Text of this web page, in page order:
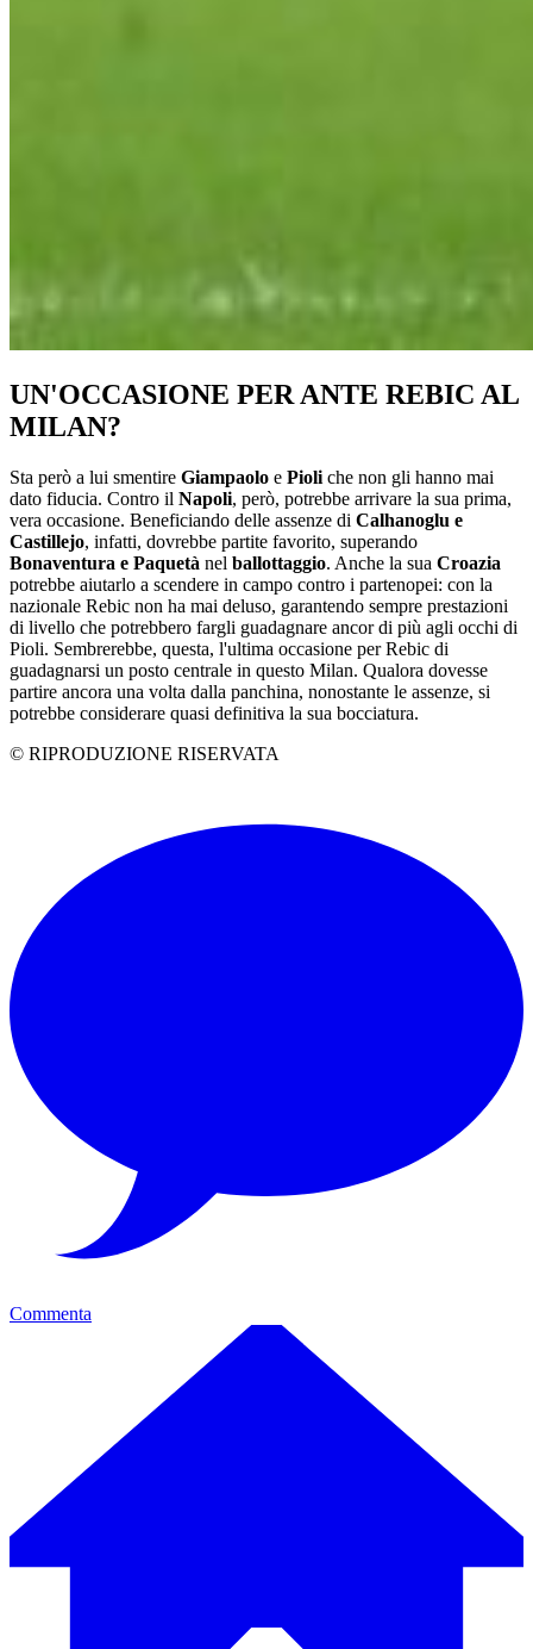
UN'OCCASIONE PER ANTE REBIC AL
MILAN?
Sta però a lui smentire Giampaolo e Pioli che non gli hanno mai
dato fiducia. Contro il Napoli, però, potrebbe arrivare la sua prima,
vera occasione. Beneficiando delle assenze di Calhanoglu e
Castillejo, infatti, dovrebbe partite favorito, superando
Bonaventura e Paquetà nel ballottaggio. Anche la sua Croazia
potrebbe aiutarlo a scendere in campo contro i partenopei: con la
nazionale Rebic non ha mai deluso, garantendo sempre prestazioni
di livello che potrebbero fargli guadagnare ancor di più agli occhi di
Pioli. Sembrerebbe, questa, l'ultima occasione per Rebic di
guadagnarsi un posto centrale in questo Milan. Qualora dovesse
partire ancora una volta dalla panchina, nonostante le assenze, si
potrebbe considerare quasi definitiva la sua bocciatura.
© RIPRODUZIONE RISERVATA
Commenta